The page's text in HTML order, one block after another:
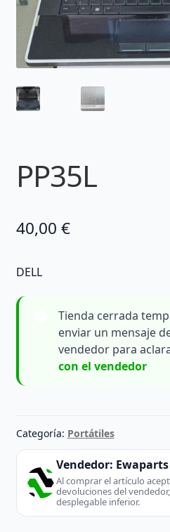
PP35L
40,00 €
DELL
Tienda cerrada
enviar un mensaje
vendedor para
con el vendedor
Categoría: Portátiles
Vendedor: Ewaparts
Al comprar el artículo
devoluciones del
desplegable inferior.